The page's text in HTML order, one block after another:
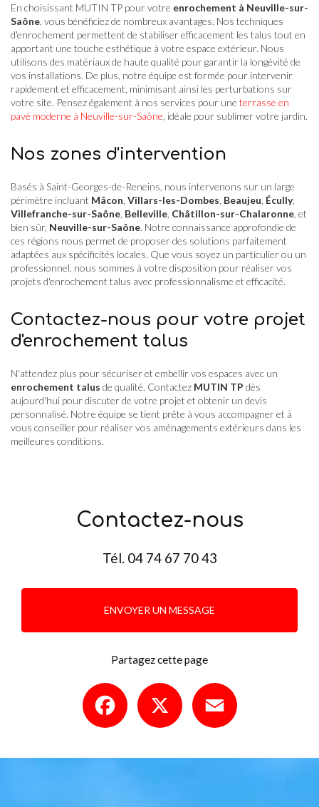
En choisissant MUTIN TP pour votre enrochement à Neuville-sur-
Saône , vous bénéficiez de nombreux avantages. Nos techniques
d'enrochement permettent de stabiliser efficacement les talus tout en
apportant une touche esthétique à votre espace extérieur. Nous
utilisons des matériaux de haute qualité pour garantir la longévité de
vos installations. De plus, notre équipe est formée pour intervenir
rapidement et efficacement, minimisant ainsi les perturbations sur
votre site. Pensez également à nos services pour une terrasse en
pavé moderne à Neuville-sur-Saône , idéale pour sublimer votre jardin.
Nos zones d'intervention
Basés à Saint-Georges-de-Reneins, nous intervenons sur un large
périmètre incluant Mâcon Villars-les-Dombes Beaujeu Écully,
Villefranche-sur-Saône Belleville Châtillon-sur-Chalaronne , et
bien sûr, Neuville-sur-Saône. Notre connaissance approfondie de
ces régions nous permet de proposer des solutions parfaitement
adaptées aux spécificités locales. Que vous soyez un particulier ou un
professionnel, nous sommes à votre disposition pour réaliser vos
projets d'enrochement talus avec professionnalisme et efficacité.
Contactez-nous pour votre projet
d'enrochement talus
N'attendez plus pour sécuriser et embellir vos espaces avec un
enrochement talus de qualité. Contactez MUTIN TP dès
aujourd'hui pour discuter de votre projet et obtenir un devis
personnalisé. Notre équipe se tient prête à vous accompagner et à
vous conseiller pour réaliser vos aménagements extérieurs dans les
meilleures conditions.
Contactez-nous
Tél. 04 74 67 70 43
ENVOYER UN MESSAGE
Partagez cette page
Facebook